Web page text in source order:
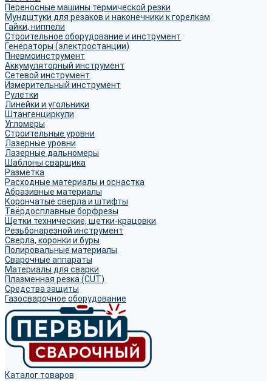
Переносные машины термической резки
Мундштуки для резаков и наконечники к горелкам
Гайки, ниппели
Строительное оборудование и инструмент
Генераторы (электростанции)
Пневмоинструмент
Аккумуляторный инструмент
Сетевой инструмент
Измерительный инструмент
Рулетки
Линейки и угольники
Штангенциркули
Угломеры
Строительные уровни
Лазерные уровни
Лазерные дальномеры
Шаблоны сварщика
Разметка
Расходные материалы и оснастка
Абразивные материалы
Корончатые сверла и штифты
Твёрдосплавные борфрезы
Щетки технические, щетки-крацовки
Резьбонарезной инструмент
Сверла, коронки и буры
Полировальные материалы
Сварочные аппараты
Материалы для сварки
Плазменная резка (CUT)
Средства защиты
Газосварочное оборудование
Каталог товаров